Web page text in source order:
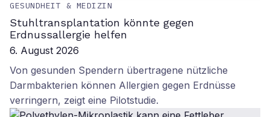
GESUNDHEIT & MEDIZIN
Stuhltransplantation könnte gegen
Erdnussallergie helfen
6. August 2026
Von gesunden Spendern übertragene nützliche
Darmbakterien können Allergien gegen Erdnüsse
verringern, zeigt eine Pilotstudie.